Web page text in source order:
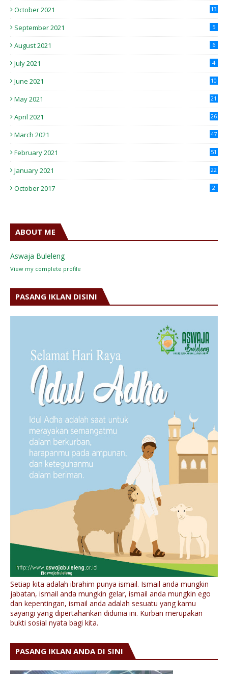
October 2021 13
September 2021 5
August 2021 6
July 2021 4
June 2021 10
May 2021 21
April 2021 26
March 2021 47
February 2021 51
January 2021 22
October 2017 2
ABOUT ME
Aswaja Buleleng
View my complete profile
PASANG IKLAN DISINI
Setiap kita adalah ibrahim punya ismail. Ismail anda mungkin
jabatan, ismail anda mungkin gelar, ismail anda mungkin ego
dan kepentingan, ismail anda adalah sesuatu yang kamu
sayangi yang dipertahankan didunia ini. Kurban merupakan
bukti sosial nyata bagi kita.
PASANG IKLAN ANDA DI SINI